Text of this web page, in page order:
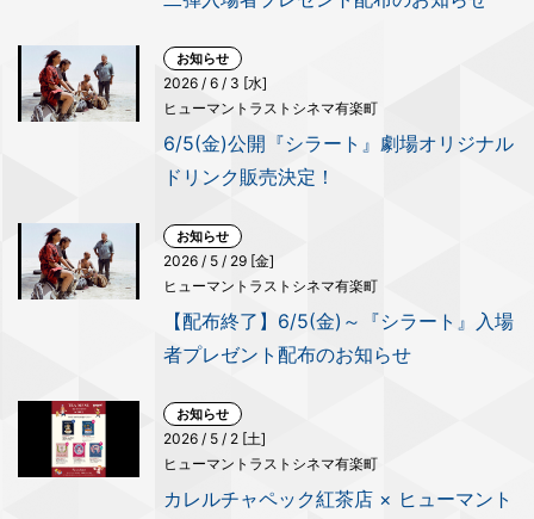
お知らせ
2026 / 6 / 3 [水]
ヒューマントラストシネマ有楽町
6/5(金)公開『シラート』劇場オリジナル
ドリンク販売決定！
お知らせ
2026 / 5 / 29 [金]
ヒューマントラストシネマ有楽町
【配布終了】6/5(金)～『シラート』入場
者プレゼント配布のお知らせ
お知らせ
2026 / 5 / 2 [土]
ヒューマントラストシネマ有楽町
カレルチャペック紅茶店 × ヒューマント